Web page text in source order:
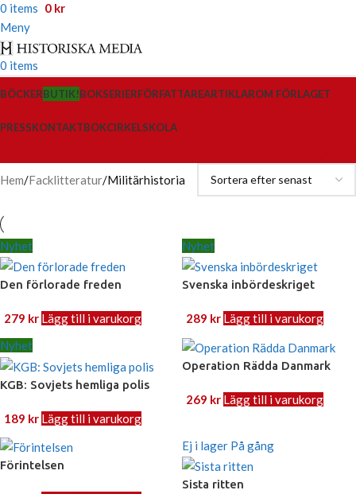
0 items 0 kr
Meny
0 items
BÖCKERBUTIK!BOKSERIERFÖRFATTAREARTIKLAROM FÖRLAGET
PRESSKONTAKTBOKCIRKELSKOLA
Hem Facklitteratur Militärhistoria
Nyhet
Den förlorade freden
279 kr Lägg till i varukorg
Nyhet
Svenska inbördeskriget
289 kr Lägg till i varukorg
Nyhet
KGB: Sovjets hemliga polis
189 kr Lägg till i varukorg
Operation Rädda Danmark
269 kr Lägg till i varukorg
Förintelsen
Ej i lager På gång
Sista ritten